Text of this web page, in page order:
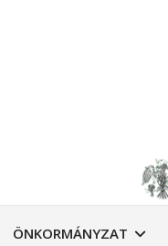
ÖNKORMÁNYZAT